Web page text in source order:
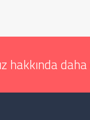
hakkında